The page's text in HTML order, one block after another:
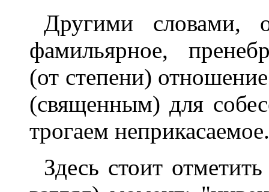
Другими словами,
фамильярное,
(от степени)
(священным) для
трогаем неприкасаемое.
Здесь стоит